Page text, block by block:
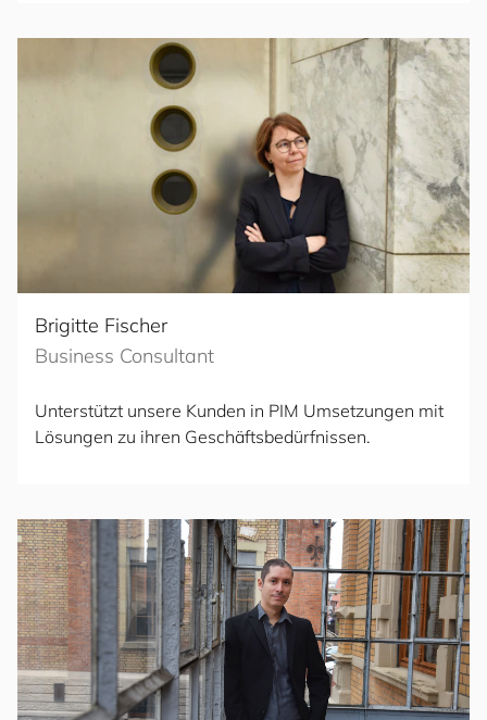
Brigitte Fischer
Business Consultant
Unterstützt unsere Kunden in PIM Umsetzungen mit
Lösungen zu ihren Geschäftsbedürfnissen.